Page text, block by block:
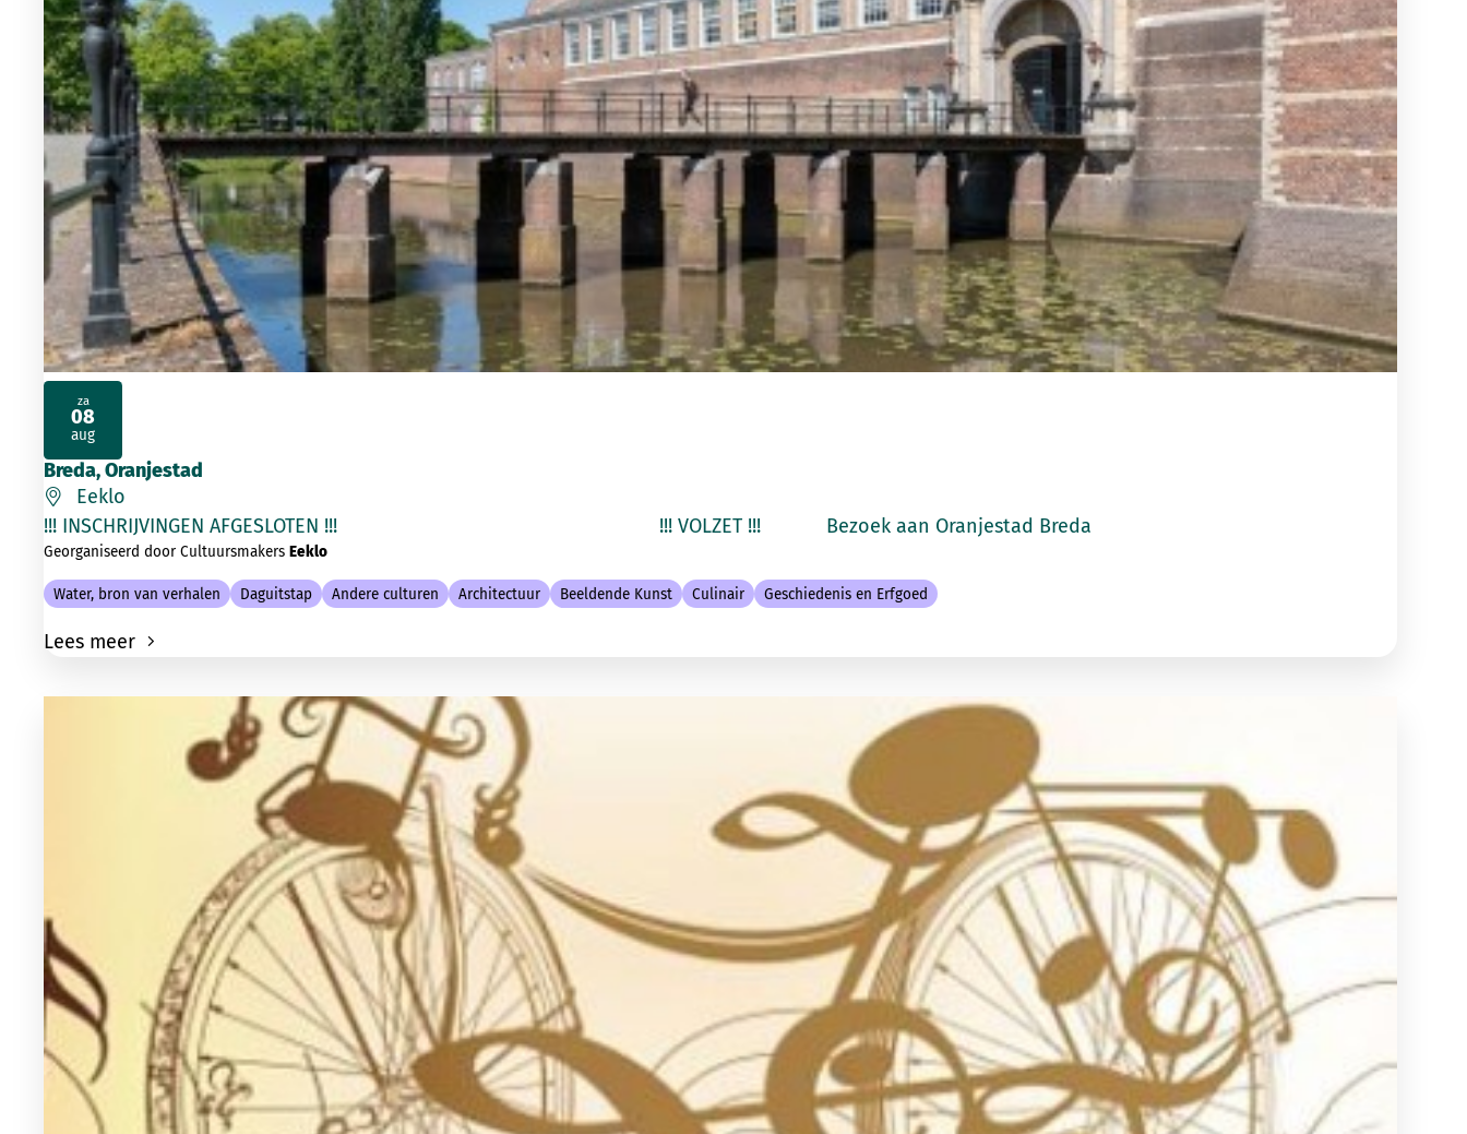
Breda, Oranjestad
Eeklo
!!! INSCHRIJVINGEN AFGESLOTEN !!! !!! VOLZET !!! Bezoek aan Oranjestad Breda
Georganiseerd door Cultuursmakers Eeklo
Water, bron van verhalen Daguitstap Andere culturen Architectuur Beeldende Kunst Culinair Geschiedenis en Erfgoed
Lees meer
za
08
aug
2026